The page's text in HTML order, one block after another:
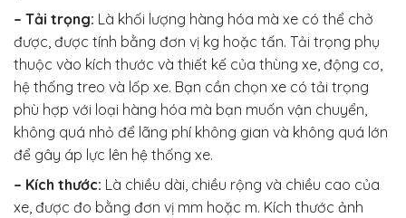
– Tải trọng: Là khối lượng hàng hóa mà xe có thể chở
được, được tính bằng đơn vị kg hoặc tấn. Tải trọng phụ
thuộc vào kích thước và thiết kế của thùng xe, động cơ,
hệ thống treo và lốp xe. Bạn cần chọn xe có tải trọng
phù hợp với loại hàng hóa mà bạn muốn vận chuyển,
không quá nhỏ để lãng phí không gian và không quá lớn
để gây áp lực lên hệ thống xe.
– Kích thước: Là chiều dài, chiều rộng và chiều cao của
xe, được đo bằng đơn vị mm hoặc m. Kích thước ảnh